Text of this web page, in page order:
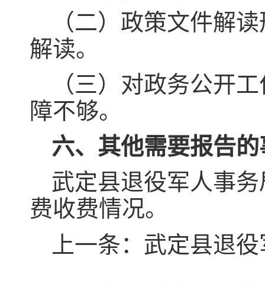
（二）政策文件解
解读。
（三）对政务公开
障不够。
六、其他需要报告
武定县退役军人事
费收费情况。
上一条： 武定县退